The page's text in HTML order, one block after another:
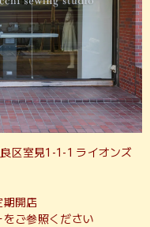
区室見1-1-1 ライオンズ
期開店
ご参照ください